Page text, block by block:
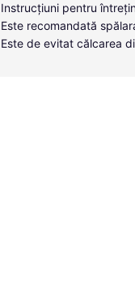
Instrucțiuni pentru
Este recomandată
Este de evitat călcarea